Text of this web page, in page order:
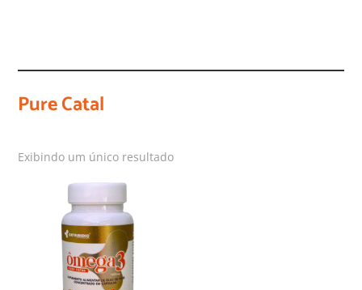
Pure Catal
Exibindo um único resultado